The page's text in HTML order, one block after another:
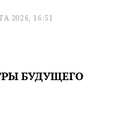
2026, 16:51
БУДУЩЕГО